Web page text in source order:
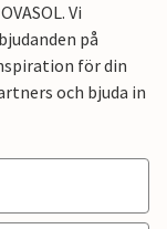
Vi
på
för din
och bjuda in